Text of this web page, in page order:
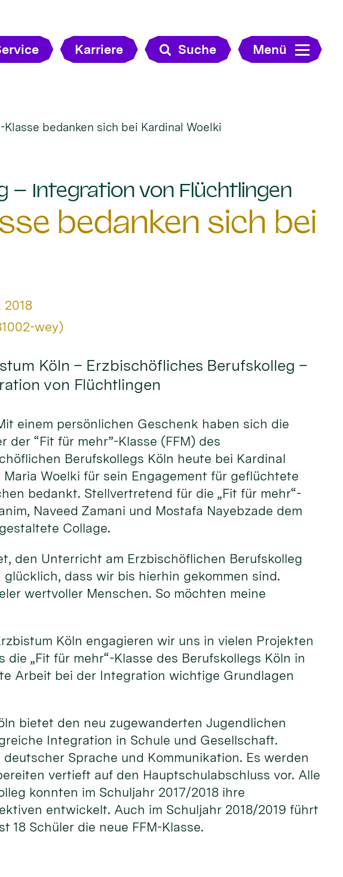
Karriere Suche Menü
Klasse bedanken sich bei Kardinal Woelki
– Integration von Flüchtlingen
bedanken sich bei
2018
wey)
Köln – Erzbischöfliches Berufskolleg –
von Flüchtlingen
einem persönlichen Geschenk haben sich die
der “Fit für mehr”-Klasse (FFM) des
Berufskollegs Köln heute bei Kardinal
Maria Woelki für sein Engagement für geflüchtete
bedankt. Stellvertretend für die „Fit für mehr“-
Naveed Zamani und Mostafa Nayebzade dem
Collage.
den Unterricht am Erzbischöflichen Berufskolleg
dass wir bis hierhin gekommen sind.
wertvoller Menschen. So möchten meine
Köln engagieren wir uns in vielen Projekten
„Fit für mehr“-Klasse des Berufskollegs Köln in
Arbeit bei der Integration wichtige Grundlagen
bietet den neu zugewanderten Jugendlichen
Integration in Schule und Gesellschaft.
Sprache und Kommunikation. Es werden
vertieft auf den Hauptschulabschluss vor. Alle
konnten im Schuljahr 2017/2018 ihre
entwickelt. Auch im Schuljahr 2018/2019 führt
18 Schüler die neue FFM-Klasse.